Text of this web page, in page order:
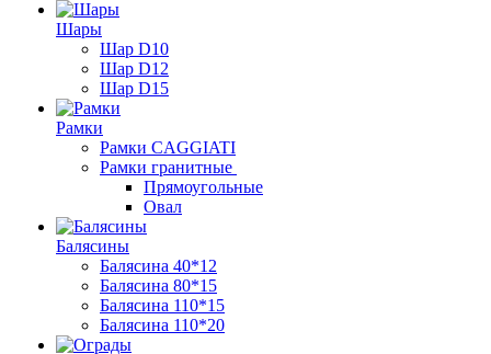
Шары
Шар D10
Шар D12
Шар D15
Рамки
Рамки CAGGIATI
Рамки гранитные
Прямоугольные
Овал
Балясины
Балясина 40*12
Балясина 80*15
Балясина 110*15
Балясина 110*20